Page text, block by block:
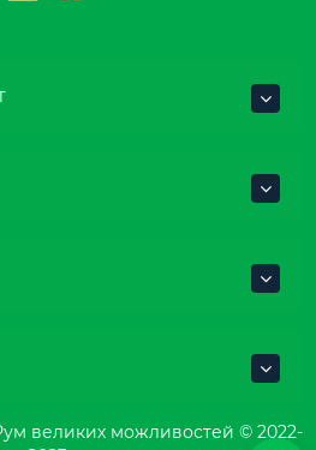
великих можливостей © 2022-